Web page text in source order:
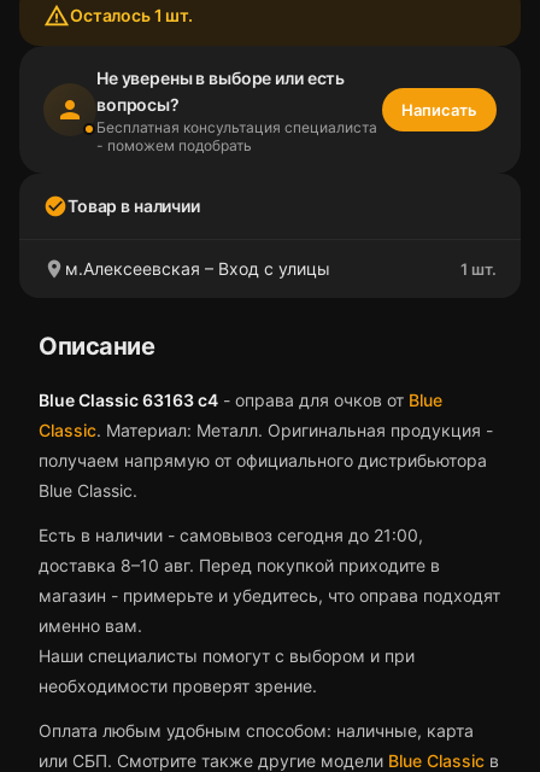
warning_amberОсталось 1 шт.
person
Не уверены в выборе или есть
вопросы?
Бесплатная консультация специалиста
- поможем подобрать
Написать
check_circleТовар в наличии
location_on м.Алексеевская – Вход с улицы 1 шт.
Описание
Blue Classic 63163 c4 - оправа для очков от Blue
Classic. Материал: Металл. Оригинальная продукция -
получаем напрямую от официального дистрибьютора
Blue Classic.
Есть в наличии - самовывоз сегодня до 21:00,
доставка 8–10 авг. Перед покупкой приходите в
магазин - примерьте и убедитесь, что оправа подходят
именно вам.
Наши специалисты помогут с выбором и при
необходимости проверят зрение.
Оплата любым удобным способом: наличные, карта
или СБП. Смотрите также другие модели Blue Classic в